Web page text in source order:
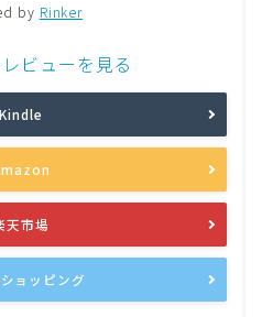
by Rinker
ビューを見る
Kindle
天市場
ョッピング